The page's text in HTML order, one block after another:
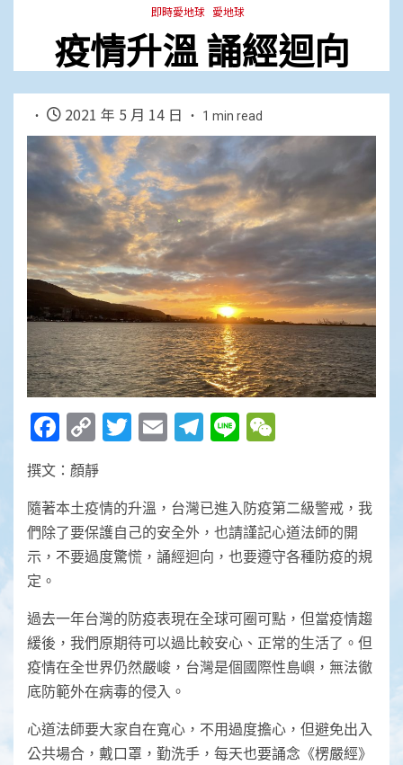
即時愛地球 愛地球
疫情升溫 誦經迴向
2021 年 5 月 14 日 1 min read
Facebook
Copy
Link
Twitter
EmailTelegram
Line
撰文：顏靜
隨著本土疫情的升溫，台灣已進入防疫第二級警戒，我
們除了要保護自己的安全外，也請謹記心道法師的開
示，不要過度驚慌，誦經迴向，也要遵守各種防疫的規
定。
過去一年台灣的防疫表現在全球可圈可點，但當疫情趨
緩後，我們原期待可以過比較安心、正常的生活了。但
疫情在全世界仍然嚴峻，台灣是個國際性島嶼，無法徹
底防範外在病毒的侵入。
心道法師要大家自在寬心，不用過度擔心，但避免出入
公共場合，戴口罩，勤洗手，每天也要誦念《楞嚴經》